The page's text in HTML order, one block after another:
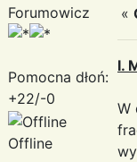
Forumowicz
Pomocna dłoń:
+22/-0
Offline
«
I.
W